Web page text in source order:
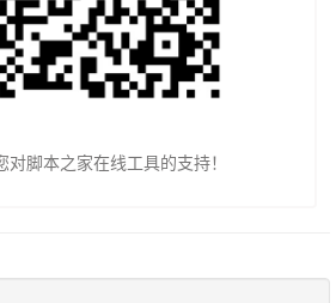
对脚本之家在线工具的支持！